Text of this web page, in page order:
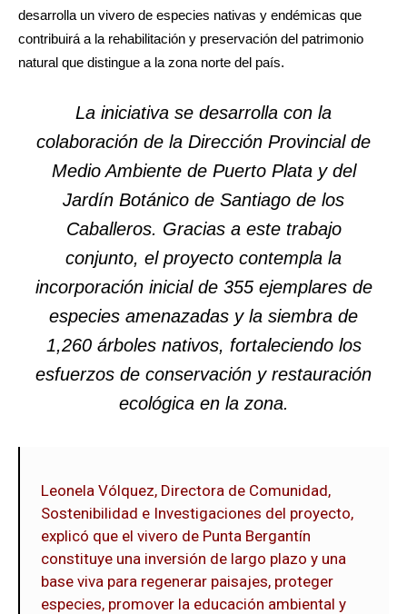
desarrolla un vivero de especies nativas y endémicas que
contribuirá a la rehabilitación y preservación del patrimonio
natural que distingue a la zona norte del país.
La iniciativa se desarrolla con la
colaboración de la Dirección Provincial de
Medio Ambiente de Puerto Plata y del
Jardín Botánico de Santiago de los
Caballeros. Gracias a este trabajo
conjunto, el proyecto contempla la
incorporación inicial de 355 ejemplares de
especies amenazadas y la siembra de
1,260 árboles nativos, fortaleciendo los
esfuerzos de conservación y restauración
ecológica en la zona.
Leonela Vólquez, Directora de Comunidad,
Sostenibilidad e Investigaciones del proyecto,
explicó que el vivero de Punta Bergantín
constituye una inversión de largo plazo y una
base viva para regenerar paisajes, proteger
especies, promover la educación ambiental y